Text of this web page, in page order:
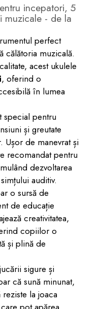
incepatori, 5
muzicale - de la
perfect
călătoria muzicală.
acest ukulele
, oferind o
în lumea
special pentru
și greutate
de manevrat și
recomandat pentru
dezvoltarea
auditiv.
o sursă de
de educație
creativitatea,
copiilor o
și plină de
sigure și
că sună minunat,
la joaca